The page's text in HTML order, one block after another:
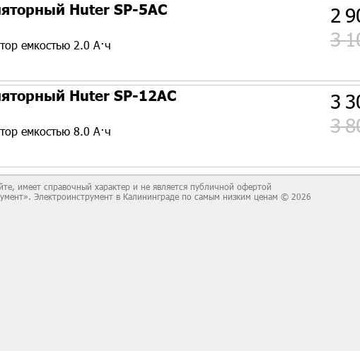
Huter SP-5AC
емкостью 2.0 А·ч
2
3
Huter SP-12AC
емкостью 8.0 А·ч
3
3
имеет справочный характер и не является публичной офертой
Электроинструмент в Калининграде по самым низким ценам © 2026